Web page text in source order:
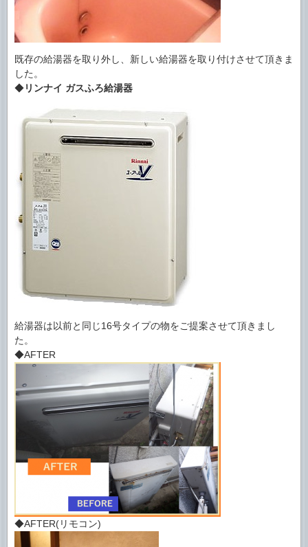
既存の給湯器を取り外し、新しい給湯器を取り付けさせて頂きま
した。
◆リンナイ ガスふろ給湯器
給湯器は以前と同じ16号タイプの物をご提案させて頂きまし
た。
◆AFTER
◆AFTER(リモコン)